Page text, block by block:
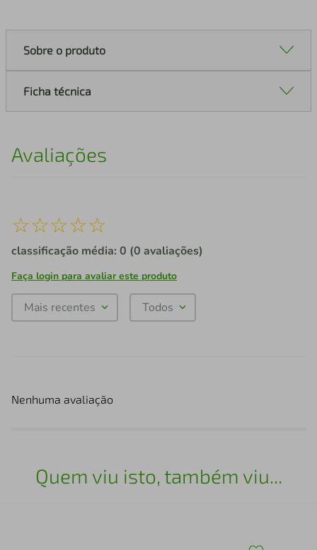
Sobre o produto
Ficha técnica
Avaliações
☆☆☆☆☆
classificação média: 0 (0 avaliações)
Faça login para avaliar este produto
Mais recentes Todos
Nenhuma avaliação
Quem viu isto, também viu...